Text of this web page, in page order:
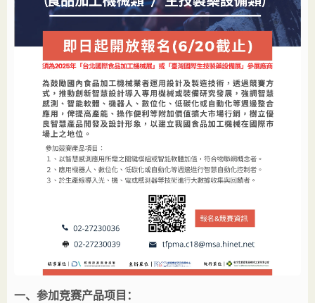
一、参加竞赛产品项目：